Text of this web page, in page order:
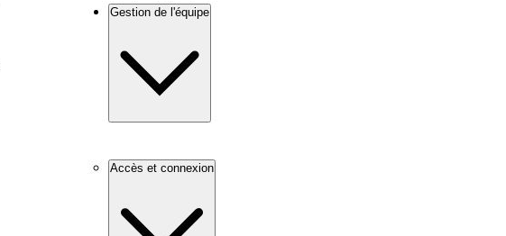
Gestion de l'équipe
Accès et connexion